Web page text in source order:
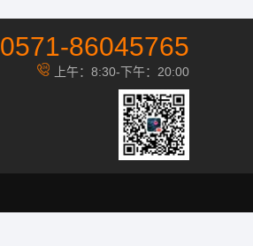
0571-86045765
上午：8:30-下午：20:00